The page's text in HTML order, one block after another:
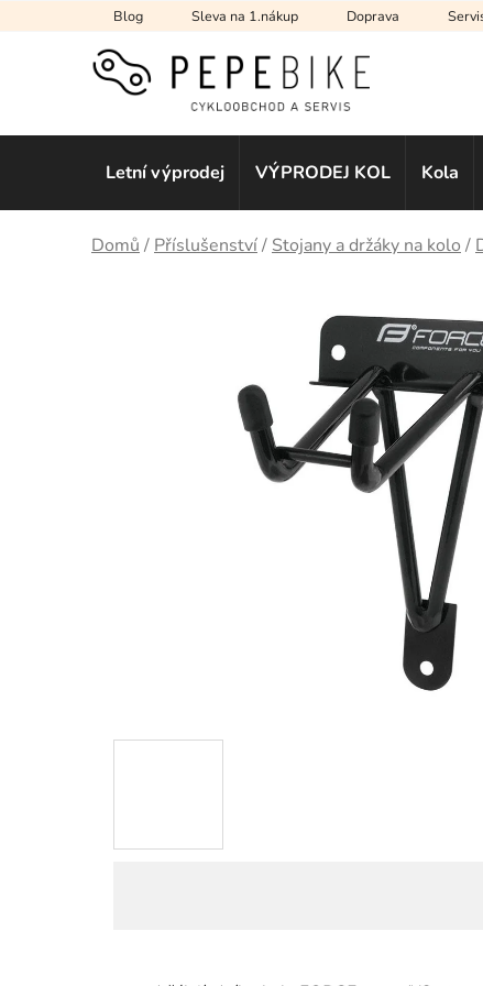
na
Blog Sleva na 1.nákup Doprava
Letní výprodej VÝPRODEJ KOL Kola
Domů / Příslušenství/ Stojany a držáky na kolo /